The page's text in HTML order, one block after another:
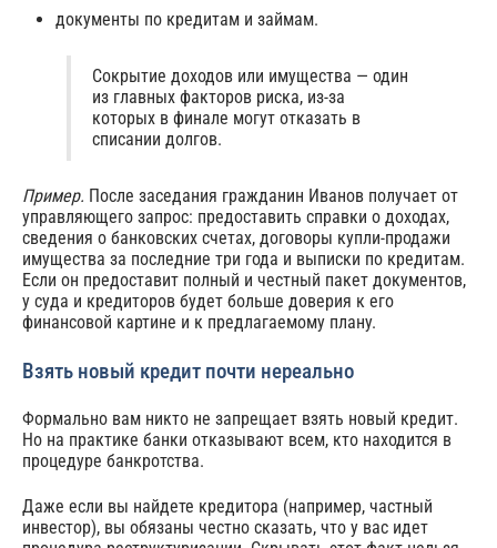
документы по кредитам и займам.
Сокрытие доходов или имущества — один
из главных факторов риска, из‑за
которых в финале могут отказать в
списании долгов.
Пример. После заседания гражданин Иванов получает от
управляющего запрос: предоставить справки о доходах,
сведения о банковских счетах, договоры купли-продажи
имущества за последние три года и выписки по кредитам.
Если он предоставит полный и честный пакет документов,
у суда и кредиторов будет больше доверия к его
финансовой картине и к предлагаемому плану.
Взять новый кредит почти нереально
Формально вам никто не запрещает взять новый кредит.
Но на практике банки отказывают всем, кто находится в
процедуре банкротства.
Даже если вы найдете кредитора (например, частный
инвестор), вы обязаны честно сказать, что у вас идет